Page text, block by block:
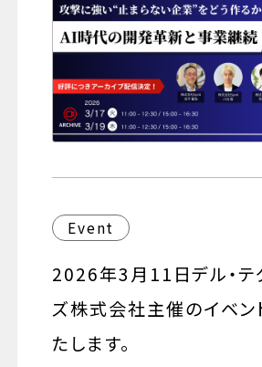
Event
2026年3月11日デル・テ
ズ株式会社主催のイベン
たします。